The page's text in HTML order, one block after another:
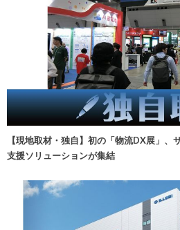
【現地取材・独自】初の「物流DX展」、
支援ソリューションが集結